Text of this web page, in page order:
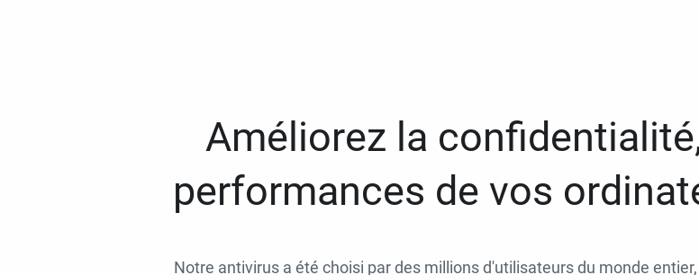
Améliorez la
performances de vos
Notre antivirus a été choisi par des millions d'utilisateurs du monde